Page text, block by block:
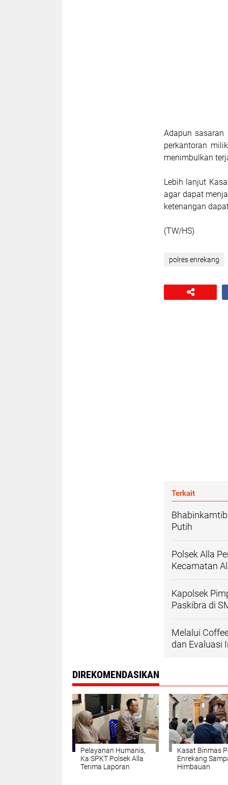
Adapun sasaran
perkantoran
menimbulkan
Lebih lanjut
agar dapat
ketenangan
(TW/HS)
polres enrekang
Terkait
Putih
Polsek Alla
Kecamatan
Kapolsek
Paskibra di
Melalui
dan Evaluasi
DIREKOMENDASIKAN
Pelayanan Humanis,
Ka SPKT Polsek Alla
Terima Laporan
Kasat Binmas
Enrekang
Himbauan